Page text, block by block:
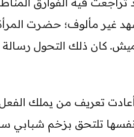
غير مألوف؛ حضرت المرأة
كان ذلك التحول رسالة
تعريف من يملك الفعل
تلتحق بزخم شبابي